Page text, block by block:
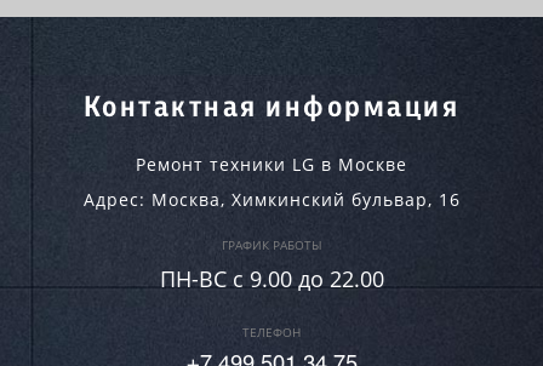
Контактная информация
Ремонт техники LG в Москве
Адрес: Москва, Химкинский бульвар, 16
ГРАФИК РАБОТЫ
ПН-ВC c 9.00 до 22.00
ТЕЛЕФОН